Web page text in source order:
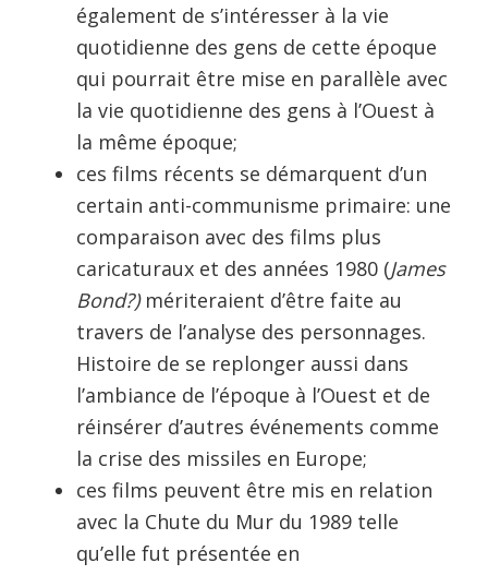
également de s’intéresser à la vie
quotidienne des gens de cette époque
qui pourrait être mise en parallèle avec
la vie quotidienne des gens à l’Ouest à
la même époque;
ces films récents se démarquent d’un
certain anti-communisme primaire: une
comparaison avec des films plus
caricaturaux et des années 1980 (James
Bond?)mériteraient d’être faite au
travers de l’analyse des personnages.
Histoire de se replonger aussi dans
l’ambiance de l’époque à l’Ouest et de
réinsérer d’autres événements comme
la crise des missiles en Europe;
ces films peuvent être mis en relation
avec la Chute du Mur du 1989 telle
qu’elle fut présentée en